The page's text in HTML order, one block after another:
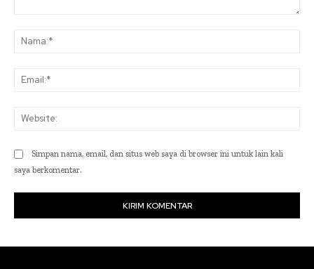
Simpan nama, email, dan situs web saya di browser ini untuk lain kali
saya berkomentar.